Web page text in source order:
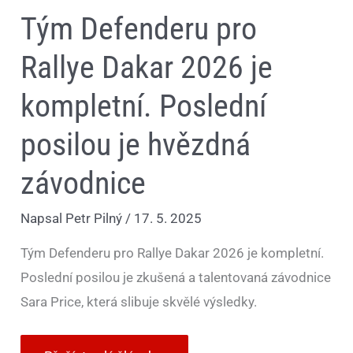
Tým Defenderu pro
Rallye Dakar 2026 je
kompletní. Poslední
posilou je hvězdná
závodnice
Napsal Petr Pilný/ 17. 5. 2025
Tým Defenderu pro Rallye Dakar 2026 je kompletní.
Poslední posilou je zkušená a talentovaná závodnice
Sara Price, která slibuje skvělé výsledky.